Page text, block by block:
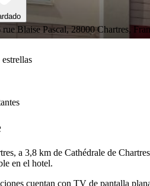
rue Blaise Pascal, 28000 Chartres,
a 3,8 km de Cathédrale de
en el hotel.
cuentan con TV de pantalla